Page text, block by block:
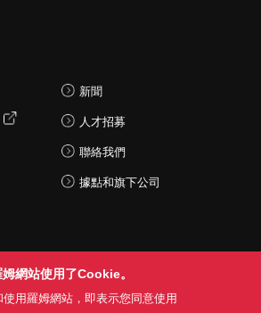
新聞
人才招募
聯絡我們
據點和旗下公司
姆網站使用了Cookie。
用羅姆網站，即表示您同意使用